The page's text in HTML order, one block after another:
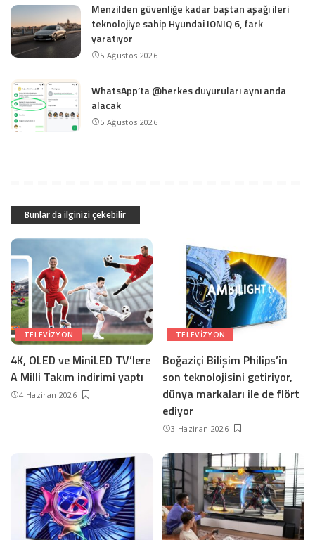
Menzilden güvenliğe kadar baştan aşağı ileri
teknolojiye sahip Hyundai IONIQ 6, fark
yaratıyor
5 Ağustos 2026
WhatsApp’ta @herkes duyuruları aynı anda
alacak
5 Ağustos 2026
Bunlar da ilginizi çekebilir
TELEVIZYON
4K, OLED ve MiniLED TV’lere
A Milli Takım indirimi yaptı
4 Haziran 2026
TELEVIZYON
Boğaziçi Bilişim Philips’in
son teknolojisini getiriyor,
dünya markaları ile de flört
ediyor
3 Haziran 2026